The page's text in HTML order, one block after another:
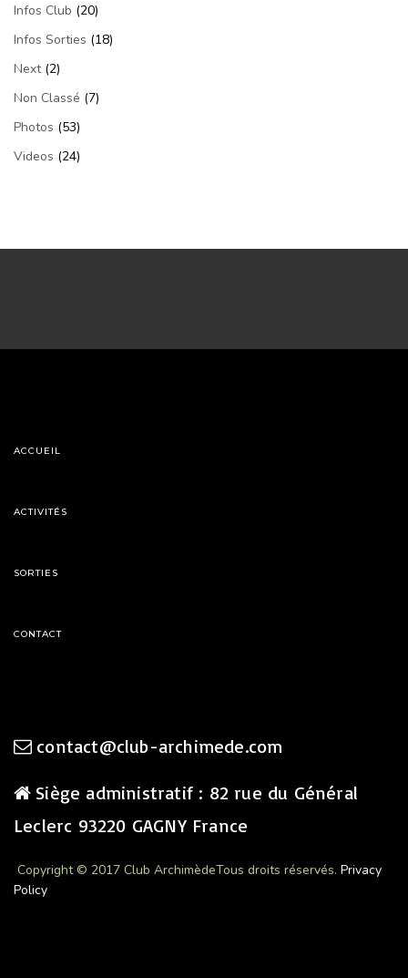
Infos Club (20)
Infos Sorties (18)
Next(2)
Non Classé (7)
Photos (53)
Videos (24)
ACCUEIL
ACTIVITÉS
SORTIES
CONTACT
contact@club-archimede.com
Siège administratif : 82 rue du Général
Leclerc 93220 GAGNY France
Copyright © 2017 Club ArchimèdeTous droits réservés. Privacy
Policy